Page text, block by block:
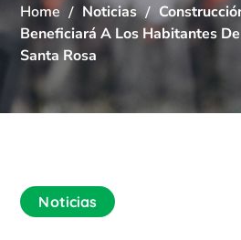
Home Noticias
Beneficiará A Los Habitantes
Santa Rosa
Noticias